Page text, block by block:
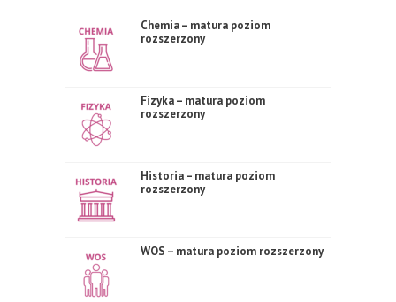
Chemia – matura poziom
rozszerzony
Fizyka – matura poziom
rozszerzony
Historia – matura poziom
rozszerzony
WOS – matura poziom rozszerzony